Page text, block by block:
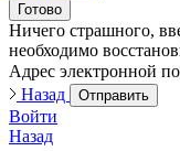
Готово
Ничего страшного,
необходимо
Адрес электронной
Назад
Отправить
Войти
Назад